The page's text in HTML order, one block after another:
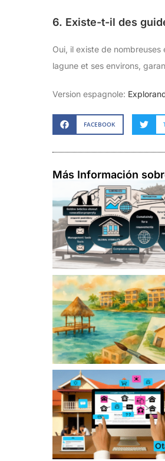
6. Existe-t-il des
Oui, il existe de
lagune et ses environs,
Version espagnole:
FACEBOOK
Más Información